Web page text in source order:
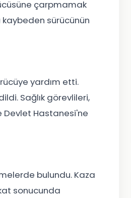
çarpmamak
sürücünün
yardım etti.
Sağlık görevlileri,
Devlet Hastanesi'ne
bulundu. Kaza
sonucunda